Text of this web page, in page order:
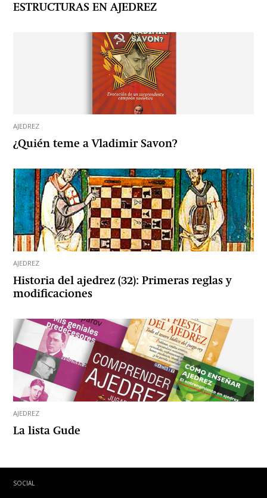
ESTRUCTURAS EN AJEDREZ
AJEDREZ
¿Quién teme a Vladimir Savon?
AJEDREZ
Historia del ajedrez (32): Primeras reglas y
modificaciones
AJEDREZ
La lista Gude
SOCIAL